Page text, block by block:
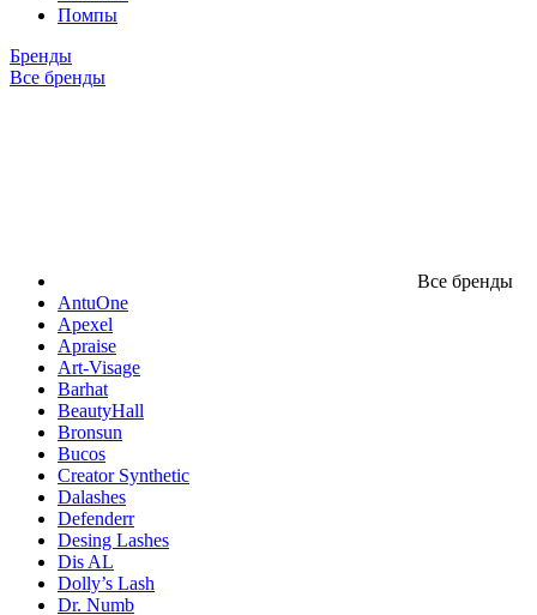
Помпы
Бренды
Все бренды
Все бренды
AntuOne
Apexel
Apraise
Art-Visage
Barhat
BeautyHall
Bronsun
Bucos
Creator Synthetic
Dalashes
Defenderr
Desing Lashes
Dis AL
Dolly’s Lash
Dr. Numb